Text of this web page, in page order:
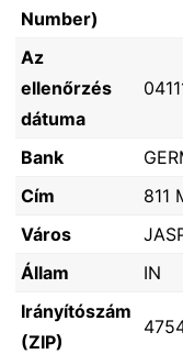
Number)
Az
ellenőrzés
dátuma
Bank
Cím
811
Város
Állam
IN
Irányítószám
(ZIP)